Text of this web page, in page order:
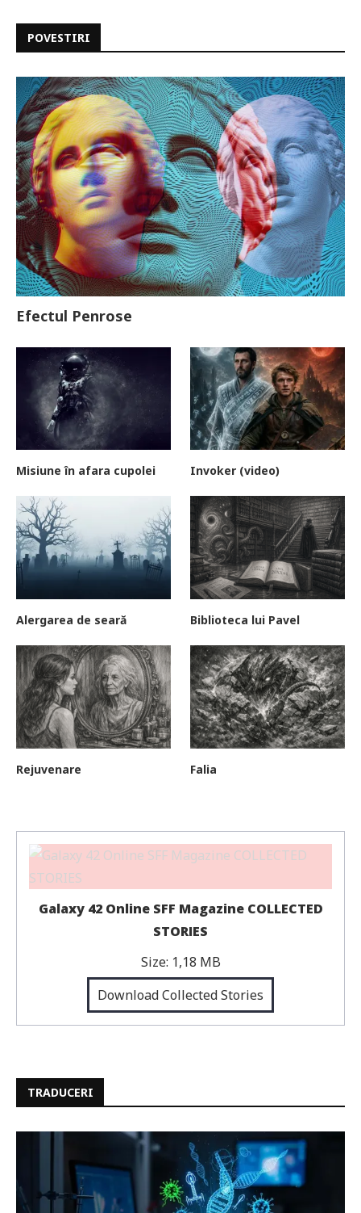
POVESTIRI
Efectul Penrose
Misiune în afara cupolei Invoker (video)
Alergarea de seară Biblioteca lui Pavel
Rejuvenare Falia
Galaxy 42 Online SFF Magazine COLLECTED
STORIES
Size: 1,18 MB
Download Collected Stories
TRADUCERI